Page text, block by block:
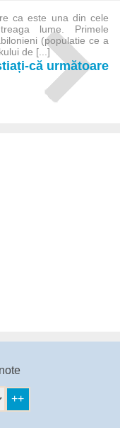
ca este una din cele
lume. Primele
(populatie ce a
de [...]
că următoare